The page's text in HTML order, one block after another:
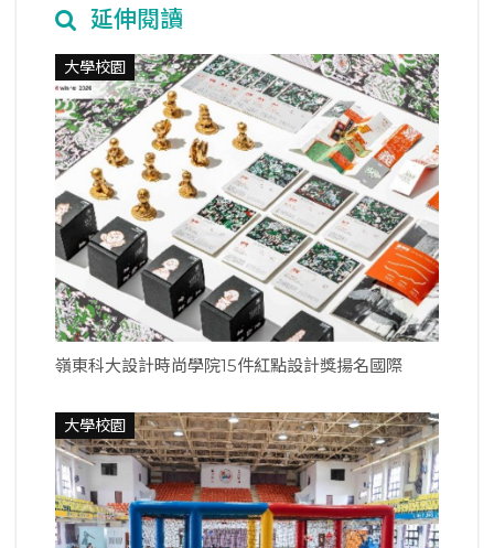
延伸閱讀
大學校園
嶺東科大設計時尚學院15件紅點設計獎揚名國際
大學校園